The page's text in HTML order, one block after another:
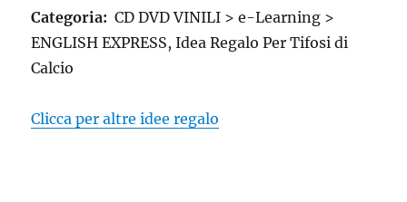
Categoria: CD DVD VINILI > e-Learning >
ENGLISH EXPRESS, Idea Regalo Per Tifosi di
Calcio
Clicca per altre idee regalo